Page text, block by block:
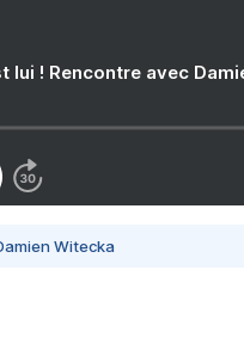
lui ! Rencontre avec
Witecka